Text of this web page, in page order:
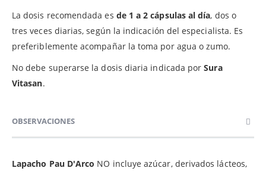
La dosis recomendada es de 1 a 2 cápsulas al día, dos o
tres veces diarias, según la indicación del especialista. Es
preferiblemente acompañar la toma por agua o zumo.
No debe superarse la dosis diaria indicada porSura
Vitasan.
OBSERVACIONES
Lapacho Pau D'Arco NO incluye azúcar, derivados lácteos,